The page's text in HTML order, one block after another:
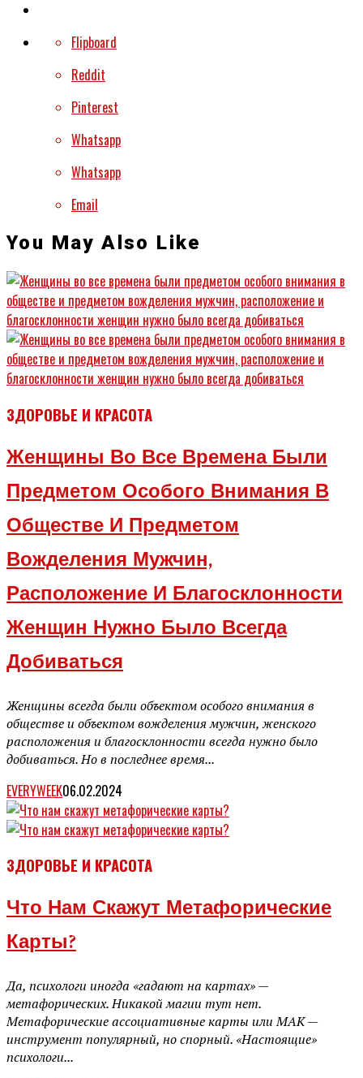
Flipboard
Reddit
Pinterest
Whatsapp
Whatsapp
Email
You May Also Like
ЗДОРОВЬЕ И КРАСОТА
Женщины Во Все Времена Были
Предметом Особого Внимания В
Обществе И Предметом
Вожделения Мужчин,
Расположение И Благосклонности
Женщин Нужно Было Всегда
Добиваться
Женщины всегда были объектом особого внимания в
обществе и объектом вожделения мужчин, женского
расположения и благосклонности всегда нужно было
добиваться. Но в последнее время...
EVERYWEEK06.02.2024
ЗДОРОВЬЕ И КРАСОТА
Что Нам Скажут Метафорические
Карты?
Да, психологи иногда «гадают на картах» —
метафорических. Никакой магии тут нет.
Метафорические ассоциативные карты или МАК —
инструмент популярный, но спорный. «Настоящие»
психологи...